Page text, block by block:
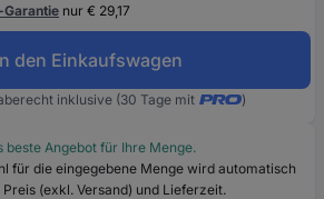
nur € 29,17
den Einkaufswagen
inklusive (30 Tage mit )
beste Angebot für Ihre Menge.
für die eingegebene Menge wird automatisch
(exkl. Versand) und Lieferzeit.